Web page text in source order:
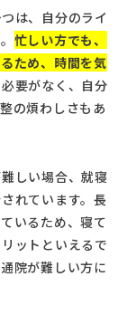
は、自分のライ
忙しい方でも、
ため、時間を気
要がなく、自分
の煩わしさもあ
しい場合、就寝
れています。長
いるため、寝て
ットといえるで
院が難しい方に